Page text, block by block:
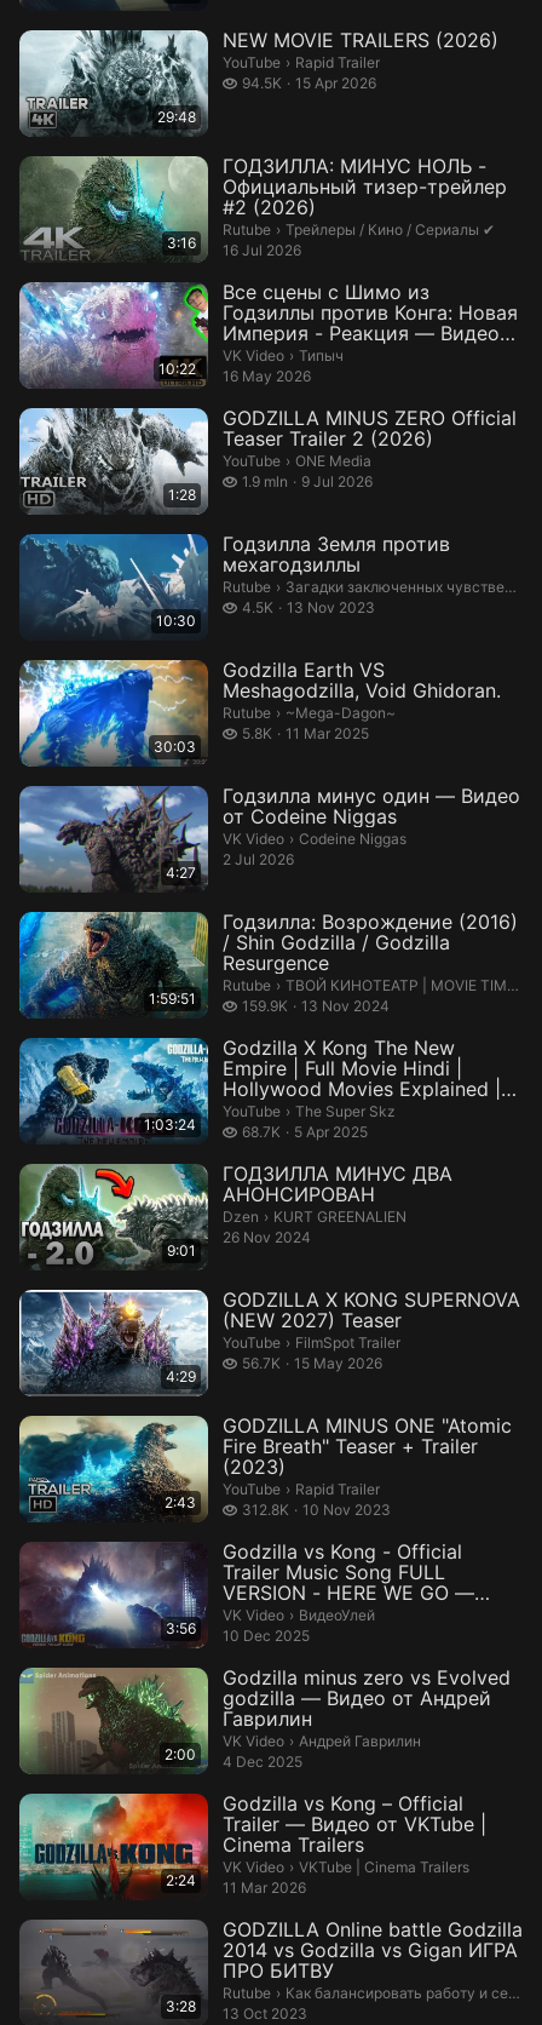
29:48
NEW MOVIE TRAILERS (2026)
YouTube › Rapid Trailer.
Rapid Trailer
94.5K
94.5 thousand views
15 Apr 2026
3:16
ГОДЗИЛЛА: МИНУС НОЛЬ -
Официальный тизер-трейлер
#2 (2026)
Rutube › Трейлеры / Кино / Сериалы ✔.
Трейлеры / Кино / Сериалы ✔
16 Jul 2026
10:22
Все сцены с Шимо из
Годзиллы против Конга: Новая
Империя - Реакция — Видео
от Типыч
VK Video › Типыч.
Типыч
16 May 2026
1:28
GODZILLA MINUS ZERO Official
Teaser Trailer 2 (2026)
YouTube › ONE Media.
ONE Media
1.9 mln
1.9 million views9 Jul 2026
10:30
Годзилла Земля против
мехагодзиллы
Rutube › Загадки заключенных чувственных
Загадки заключенных чувственных сил
4.5K
4.5 thousand views
13 Nov 2023
30:03
Godzilla Earth VS
Meshagodzilla, Void Ghidoran.
Rutube › ~Mega-Dagon~.
~Mega-Dagon~
5.8K
5.8 thousand views
11 Mar 2025
4:27
Годзилла минус один — Видео
от Codeine Niggas
VK Video › Codeine Niggas.
Codeine Niggas
2 Jul 2026
1:59:51
Годзилла: Возрождение (2016)
/ Shin Godzilla / Godzilla
Resurgence
Rutube › ТВОЙ КИНОТЕАТР | MOVIE TIME
ТВОЙ КИНОТЕАТР | MOVIE TIME CINEMA
159.9K
159.9 thousand views
13 Nov 2024
1:03:24
Godzilla X Kong The New
Empire | Full Movie Hindi |
Hollywood Movies Explained |
Godz...
YouTube › The Super Skz.
The Super Skz
68.7K
68.7 thousand views
5 Apr 2025
9:01
ГОДЗИЛЛА МИНУС ДВА
АНОНСИРОВАН
Dzen › KURT GREENALIEN.
KURT GREENALIEN
26 Nov 2024
4:29
GODZILLA X KONG SUPERNOVA
(NEW 2027) Teaser
YouTube › FilmSpot Trailer.
FilmSpot Trailer
56.7K
56.7 thousand views
15 May 2026
2:43
GODZILLA MINUS ONE "Atomic
Fire Breath" Teaser + Trailer
(2023)
YouTube › Rapid Trailer.
Rapid Trailer
312.8K
312.8 thousand views
10 Nov 2023
3:56
Godzilla vs Kong - Official
Trailer Music Song FULL
VERSION - HERE WE GO —
Видео от В...
VK Video › ВидеоУлей.
ВидеоУлей
10 Dec 2025
2:00
Godzilla minus zero vs Evolved
godzilla — Видео от Андрей
Гаврилин
VK Video › Андрей Гаврилин.
Андрей Гаврилин
4 Dec 2025
2:24
Godzilla vs Kong – Official
Trailer — Видео от VKTube |
Cinema Trailers
VK Video › VKTube | Cinema Trailers.
VKTube | Cinema Trailers
11 Mar 2026
3:28
GODZILLA Online battle Godzilla
2014 vs Godzilla vs Gigan ИГРА
ПРО БИТВУ
Rutube › Как балансировать работу и семью.
Как балансировать работу и семью
13 Oct 2023